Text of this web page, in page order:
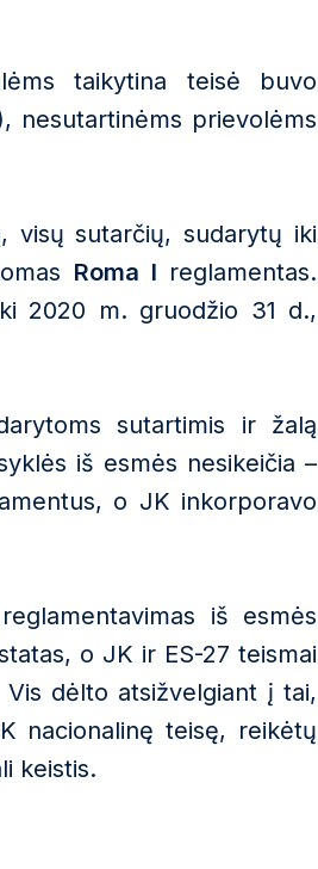
taikytina teisė buvo
nesutartinėms prievolėms
visų sutarčių, sudarytų iki
Roma I reglamentas.
2020 m. gruodžio 31 d.,
sutartimis ir žalą
iš esmės nesikeičia –
o JK inkorporavo
iš esmės
o JK ir ES-27 teismai
dėlto atsižvelgiant į tai,
nacionalinę teisę, reikėtų
keistis.